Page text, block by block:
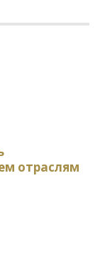
отраслям